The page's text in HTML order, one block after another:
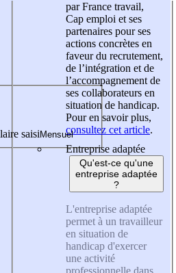
saisi
par France travail,
Cap emploi et ses
partenaires pour ses
actions concrètes en
faveur du recrutement,
de l’intégration et de
l’accompagnement de
ses collaborateurs en
situation de handicap.
Pour en savoir plus,
consultez cet article.
Entreprise adaptée
Qu'est-ce qu'une
entreprise adaptée
?
L'entreprise adaptée
permet à un travailleur
en situation de
handicap d'exercer
une activité